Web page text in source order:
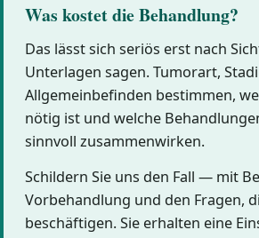
Was kostet die Behandlung?
Das lässt sich seriös erst nach
Unterlagen sagen. Tumorart,
Allgemeinbefinden bestimmen,
nötig ist und welche
sinnvoll zusammenwirken.
Schildern Sie uns den Fall — mit
Vorbehandlung und den Fragen,
beschäftigen. Sie erhalten eine